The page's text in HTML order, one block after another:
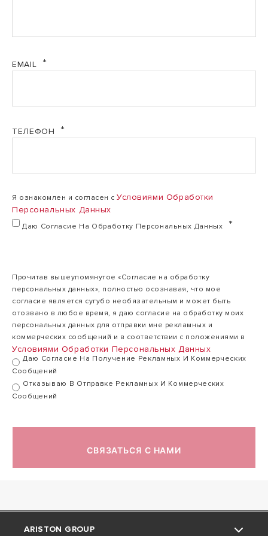
EMAIL
ТЕЛЕФОН
Я ознакомлен и согласен с Условиями Обработки
Персональных Данных
Даю Согласие На Обработку Персональных Данных
Прочитав вышеупомянутое «Согласие на обработку
персональных данных», полностью осознавая, что мое
согласие является сугубо необязательным и может быть
отозвано в любое время, я даю согласие на обработку моих
персональных данных для отправки мне рекламных и
коммерческих сообщений и в соответствии с положениями в
Условиями Обработки Персональных Данных
Даю Согласие На Получение Рекламных И Коммерческих
Сообщений
Отказываю В Отправке Рекламных И Коммерческих
Сообщений
СВЯЗАТЬСЯ С НАМИ
ARISTON GROUP